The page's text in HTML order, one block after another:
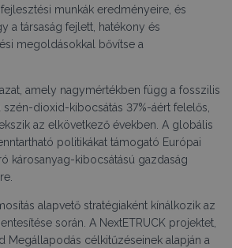
munkák eredményeire, és
a társaság fejlett, hatékony és
megoldásokkal bővítse a
amely nagymértékben függ a fosszilis
dioxid-kibocsátás 37%-áért felelős,
az elkövetkező években. A globális
politikákat támogató Európai
károsanyag-kibocsátású gazdaság
alapvető stratégiaként kínálkozik az
során. A NextETRUCK projektet,
Megállapodás célkitűzéseinek alapján a